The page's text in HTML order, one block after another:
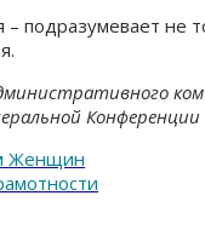
подразумевает не
Женщин